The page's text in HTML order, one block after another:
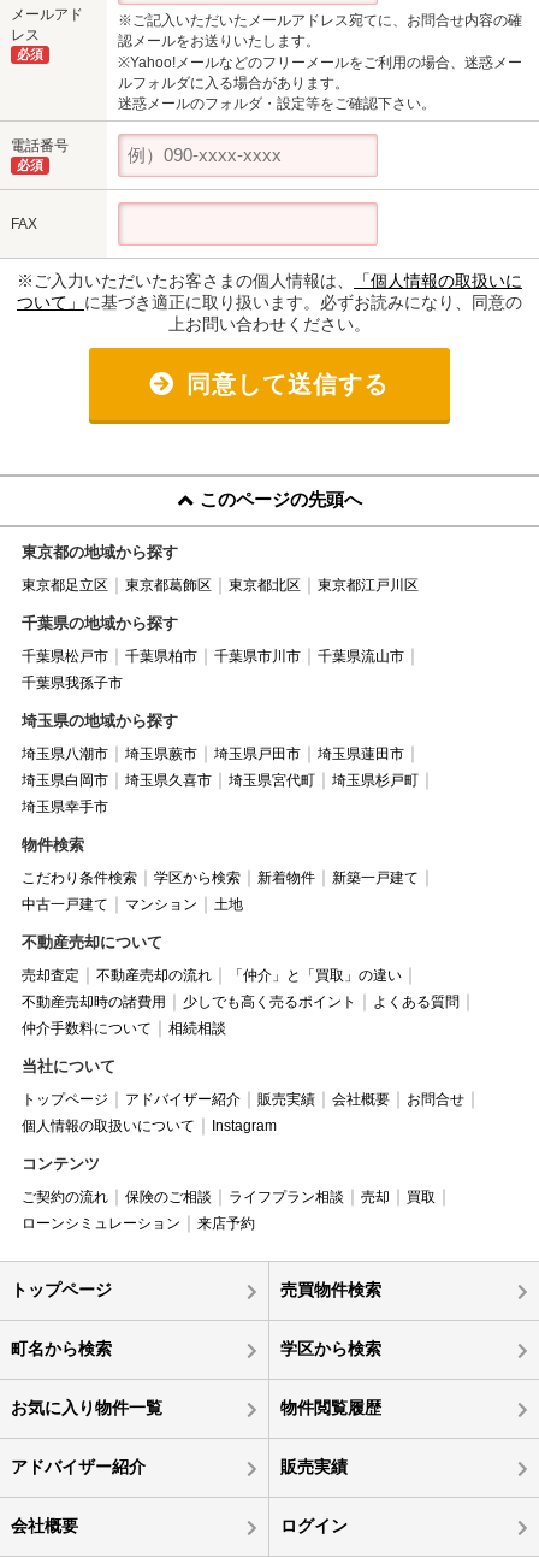
メールアド
レス
必須
※ご記入いただいたメールアドレス宛てに、お問合せ内容の確
認メールをお送りいたします。
※Yahoo!メールなどのフリーメールをご利用の場合、迷惑メー
ルフォルダに入る場合があります。
迷惑メールのフォルダ・設定等をご確認下さい。
電話番号
必須
FAX
※ご入力いただいたお客さまの個人情報は、
「個人情報の取扱いに
ついて」 に基づき適正に取り扱います。必ずお読みになり、同意の
上お問い合わせください。
同意して送信する
このページの先頭へ
東京都の地域から探す
東京都足立区 東京都葛飾区 東京都北区 東京都江戸川区
千葉県の地域から探す
千葉県松戸市 千葉県柏市 千葉県市川市
千葉県流山市
千葉県我孫子市
埼玉県の地域から探す
埼玉県八潮市 埼玉県蕨市 埼玉県戸田市
埼玉県蓮田市
埼玉県白岡市
埼玉県久喜市 埼玉県宮代町
埼玉県杉戸町
埼玉県幸手市
物件検索
こだわり条件検索 学区から検索 新着物件
新築一戸建て
中古一戸建て
マンション 土地
不動産売却について
売却査定 不動産売却の流れ
「仲介」と「買取」の違い
不動産売却時の諸費用
少しでも高く売るポイント
よくある質問
仲介手数料について
相続相談
当社について
トップページ アドバイザー紹介 販売実績 会社概要
お問合せ
個人情報の取扱いについて
Instagram
コンテンツ
ご契約の流れ 保険のご相談 ライフプラン相談 売却
買取
ローンシミュレーション
来店予約
トップページ 売買物件検索
町名から検索 学区から検索
お気に入り物件一覧 物件閲覧履歴
アドバイザー紹介 販売実績
会社概要 ログイン